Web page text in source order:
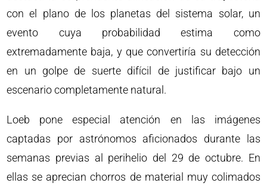
con el plano de los planetas del sistema solar, un
evento cuya probabilidad estima como
extremadamente baja, y que convertiría su detección
en un golpe de suerte difícil de justificar bajo un
escenario completamente natural.
Loeb pone especial atención en las imágenes
captadas por astrónomos aficionados durante las
semanas previas al perihelio del 29 de octubre. En
ellas se aprecian chorros de material muy colimados